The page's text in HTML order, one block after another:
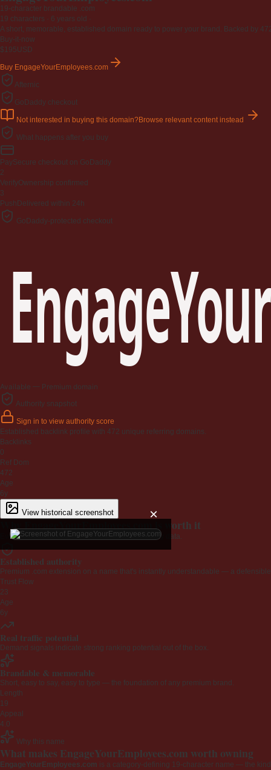
19-character brandable .com
19 characters · 6 years old
A short, memorable, established domain ready to power your brand. Backed by
Buy-it-now
$195USD
Buy EngageYourEmployees.com
Afternic
GoDaddy checkout
Not interested in buying this domain?Browse relevant content instead
What happens after you buy
PaySecure checkout on GoDaddy
2
VerifyOwnership confirmed
3
Push Delivered within 24h
GoDaddy-protected checkout
Available — Premium domain
Authority snapshot
Sign in to view authority score
Established backlink profile with 472 unique referring domains.
Backlinks
0
Ref Dom
472
Age
6y
View historical screenshot ×
Why EngageYourEmployees.com is worth it
Every claim below is backed by verified third-party data.
Established authority
Premium .com extension on a name that's instantly understandable — a
Trust Flow
23
Age
6y
Real traffic potential
Demand signals indicate strong ranking potential out of the box.
Brandable & memorable
Short, easy to say, easy to type — the foundation of any premium brand.
Length
19
Appeal
4.0
Why this name
What makes EngageYourEmployees.com worth owning
EngageYourEmployees.com is a category-defining 19-character name — the